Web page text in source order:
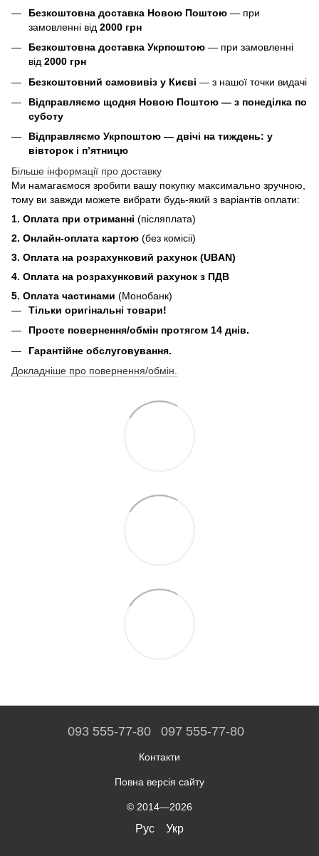
Безкоштовна доставка Новою Поштою — при
замовленні від 2000 грн
Безкоштовна доставка Укрпоштою — при замовленні
від 2000 грн
Безкоштовний самовивіз у Києві — з нашої точки видачі
Відправляємо щодня Новою Поштою — з понеділка по
суботу
Відправляємо Укрпоштою — двічі на тиждень: у
вівторок і п’ятницю
Більше інформації про доставку
Ми намагаємося зробити вашу покупку максимально зручною,
тому ви завжди можете вибрати будь-який з варіантів оплати:
1. Оплата при отриманні (післяплата)
2. Онлайн-оплата картою (без комісіі)
3. Оплата на розрахунковий рахунок (UBAN)
4. Оплата на розрахунковий рахунок з ПДВ
5. Оплата частинами (Монобанк)
Тільки оригінальні товари!
Просте повернення/обмін протягом 14 днів.
Гарантійне обслуговування.
Докладніше про повернення/обмін.
093 555-77-80 097 555-77-80
Контакти
Повна версія сайту
© 2014—2026
Рус Укр